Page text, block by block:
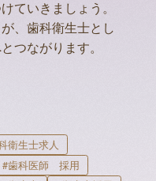
ていきましょう。
、歯科衛生士とし
つながります。
衛生士求人
#歯科医師 採用